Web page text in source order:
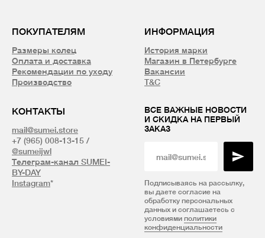
ПОКУПАТЕЛЯМ
Размеры колец
Оплата и доставка
Рекомендации по уходу
Производство
ИНФОРМАЦИЯ
История марки
Магазин в Петербурге
Вакансии
T&C
КОНТАКТЫ
mail@sumei.store
+7 (965) 008-13-15 /
@sumeijwl
Телеграм-канал SUMEI-
BY-DAY
Instagram*
ВСЕ ВАЖНЫЕ НОВОСТИ
И СКИДКА НА ПЕРВЫЙ
ЗАКАЗ
Подписываясь на рассылку,
вы даете согласие на
обработку персональных
данных и соглашаетесь с
условиями политики
конфиденциальности